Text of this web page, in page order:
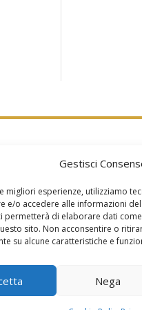
Gestisci
migliori esperienze, utilizziamo
e/o accedere alle informazioni
permetterà di elaborare dati
sito. Non acconsentire o
su alcune caratteristiche e
Nega